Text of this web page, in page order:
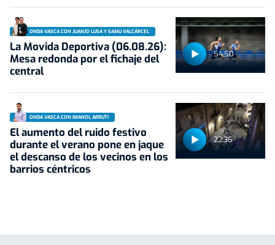
54:50
ONDA VASCA CON JUANJO LUSA Y SAMU VALCÁRCEL
La Movida Deportiva (06.08.26):
Mesa redonda por el fichaje del
central
22:36
ONDA VASCA CON IMANOL ARRUTI
El aumento del ruido festivo
durante el verano pone en jaque
el descanso de los vecinos en los
barrios céntricos